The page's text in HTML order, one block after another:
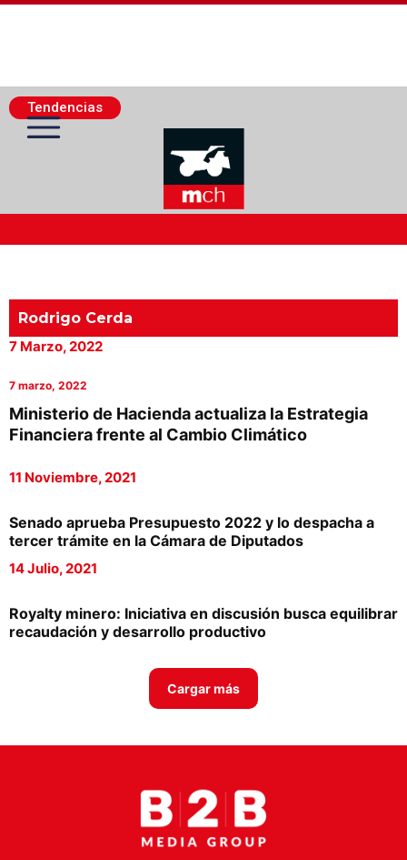
Tendencias
Actualidad Minera
Minería Superficie
Proveedores
Designaciones
Calendario de Eventos
Revistas Digital
Siguenos
Rodrigo Cerda
7 Marzo, 2022
7 marzo, 2022
Ministerio de Hacienda actualiza la Estrategia
Financiera frente al Cambio Climático
11 Noviembre, 2021
Senado aprueba Presupuesto 2022 y lo despacha a
tercer trámite en la Cámara de Diputados
14 Julio, 2021
Royalty minero: Iniciativa en discusión busca equilibrar
recaudación y desarrollo productivo
Cargar más